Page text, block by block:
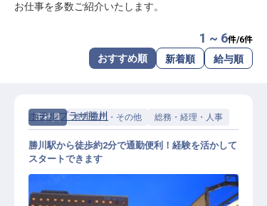
おもてなしHRについて
よくある質問
ホテル・宿泊業界情報コラム
お仕事を多数ご紹介いたします。
1 ~ 6件/6件
おすすめ順 新着順 給与順
正社員 管理部門・その他 総務・経理・人事
ホテルプラザ勝川
勝川駅から徒歩約2分で通勤便利！経験を活かして
スタートできます